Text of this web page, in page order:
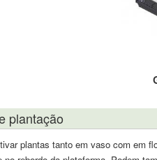
plantação
plantas tanto em vaso com em